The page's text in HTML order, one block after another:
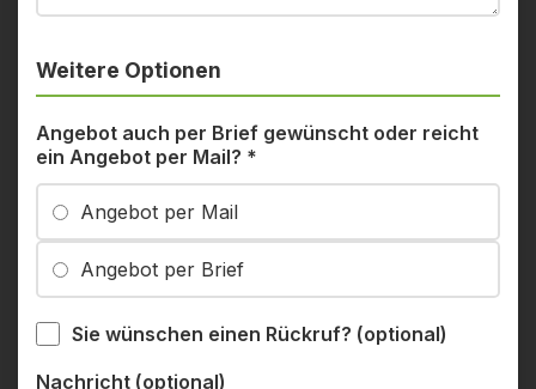
Weitere Optionen
Angebot auch per Brief gewünscht oder reicht
ein Angebot per Mail? *
Angebot per Mail
Angebot per Brief
Sie wünschen einen Rückruf? (optional)
Nachricht (optional)